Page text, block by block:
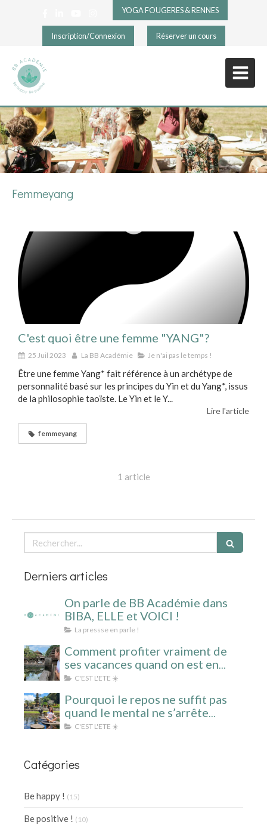
YOGA FOUGERES & RENNES
Inscription/Connexion Réserver un cours
Femmeyang
C'est quoi être une femme "YANG"?
25 Juil 2023 La BB Académie Je n'ai pas le temps !
Être une femme Yang* fait référence à un archétype de
personnalité basé sur les principes du Yin et du Yang*, issus
de la philosophie taoïste. Le Yin et le Y...
Lire l'article
femmeyang
1 article
Rechercher
Derniers articles
On parle de BB Académie dans
BIBA, ELLE et VOICI !
La pressse en parle !
Comment profiter vraiment de
ses vacances quand on est en
surcharge mentale ?
C'EST L'ETE ☀️
Pourquoi le repos ne suffit pas
quand le mental ne s’arrête
jamais ?
C'EST L'ETE ☀️
Catégories
Be happy ! (15)
Be positive ! (10)